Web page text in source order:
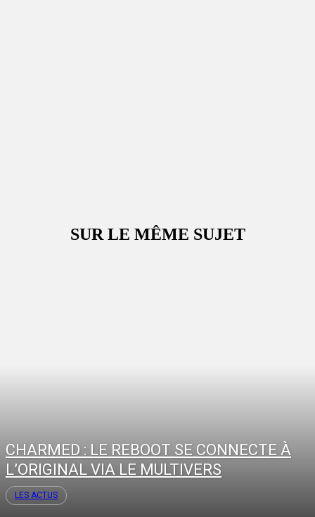
SUR LE MÊME SUJET
CHARMED : LE REBOOT SE CONNECTE À
L’ORIGINAL VIA LE MULTIVERS
LES ACTUS